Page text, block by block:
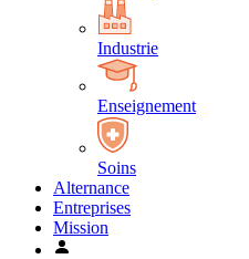
Industrie
Enseignement
Soins
Alternance
Entreprises
Mission